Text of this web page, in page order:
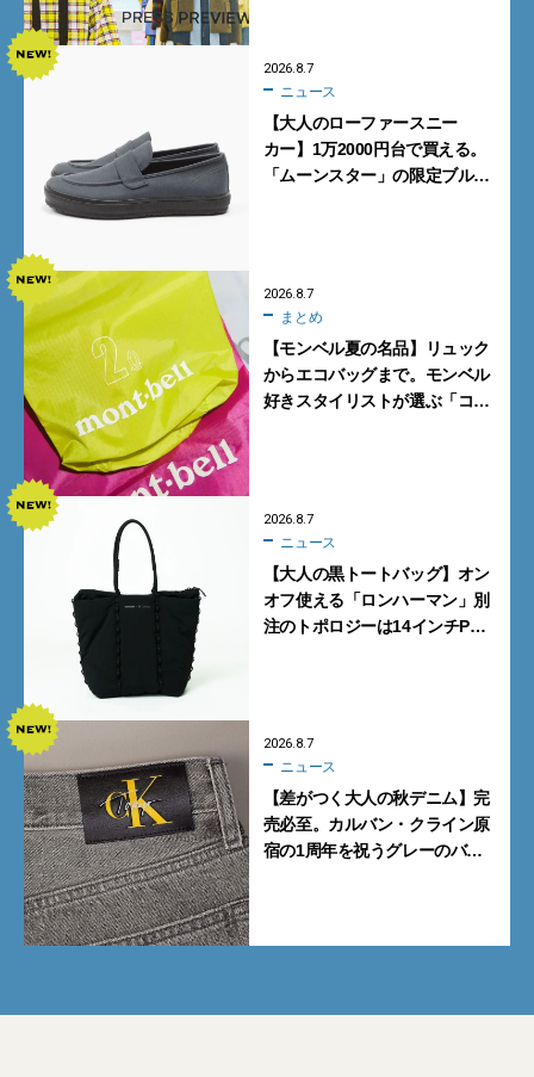
2026.8.7
ニュース
【大人のローファースニー
カー】1万2000円台で買える。
「ムーンスター」の限定ブルー
2026.8.7
まとめ
【モンベル夏の名品】リュック
からエコバッグまで。モンベル
好きスタイリストが選ぶ「コス
2026.8.7
ニュース
【大人の黒トートバッグ】オン
オフ使える「ロンハーマン」別
注のトポロジーは14インチPC
2026.8.7
ニュース
【差がつく大人の秋デニム】完
売必至。カルバン・クライン原
宿の1周年を祝うグレーのバ